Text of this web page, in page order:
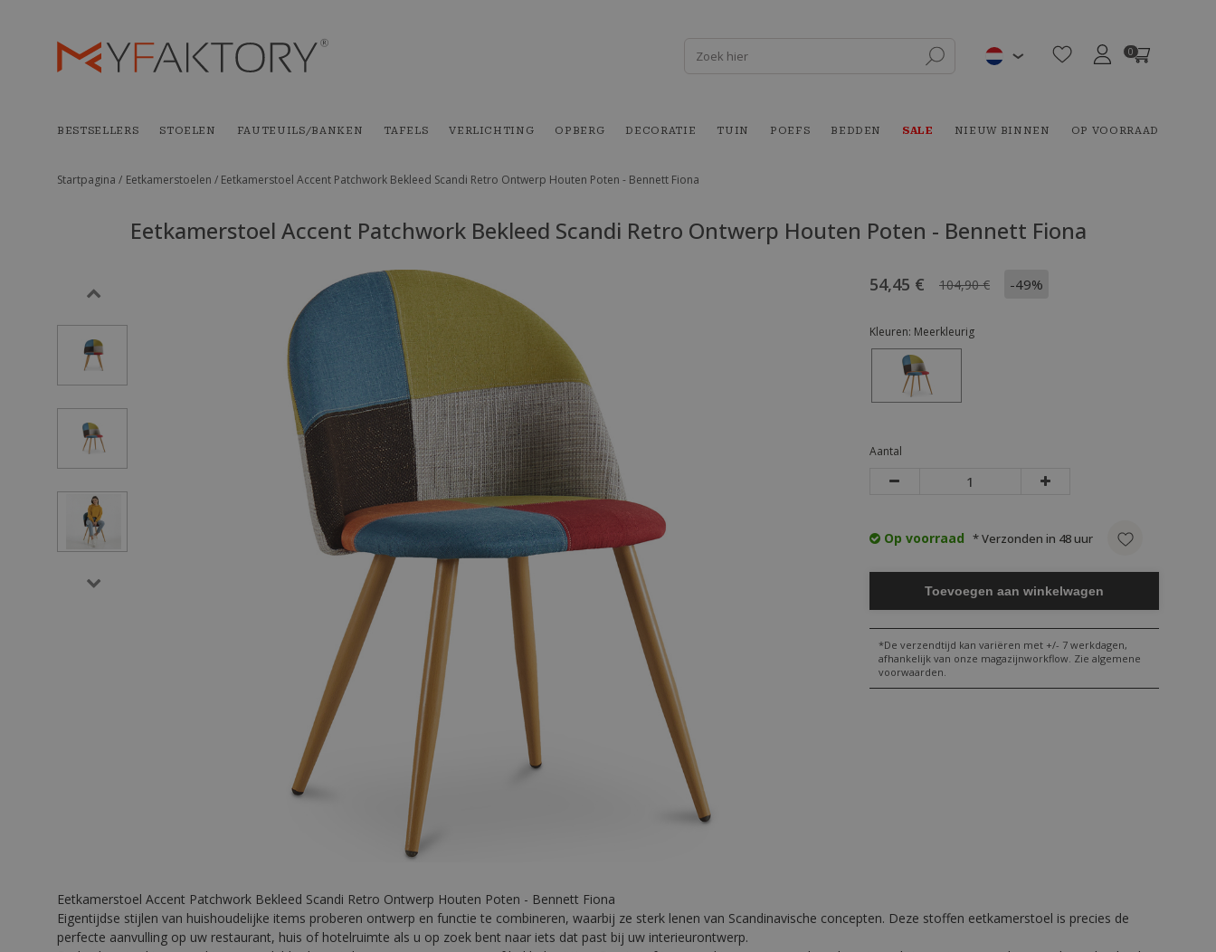
0
BESTSELLERS STOELEN FAUTEUILS/BANKEN TAFELS VERLICHTING OPBERG DECORATIE TUIN POEFS BEDDEN SALE NIEUW BINNEN OP VOORRAAD
Startpagina / Eetkamerstoelen / Eetkamerstoel Accent Patchwork Bekleed Scandi Retro Ontwerp Houten Poten - Bennett Fiona
Eetkamerstoel Accent Patchwork Bekleed Scandi Retro Ontwerp Houten Poten - Bennett Fiona
54,45 € 104,90 € -49%
Kleuren: Meerkleurig
Aantal
Op voorraad * Verzonden in 48 uur
Toevoegen aan winkelwagen
*De verzendtijd kan variëren met +/- 7 werkdagen,
afhankelijk van onze magazijnworkflow. Zie algemene
voorwaarden.
Eetkamerstoel Accent Patchwork Bekleed Scandi Retro Ontwerp Houten Poten - Bennett Fiona
Eigentijdse stijlen van huishoudelijke items proberen ontwerp en functie te combineren, waarbij ze sterk lenen van Scandinavische concepten. Deze stoffen eetkamerstoel is precies de
perfecte aanvulling op uw restaurant, huis of hotelruimte als u op zoek bent naar iets dat past bij uw interieurontwerp.